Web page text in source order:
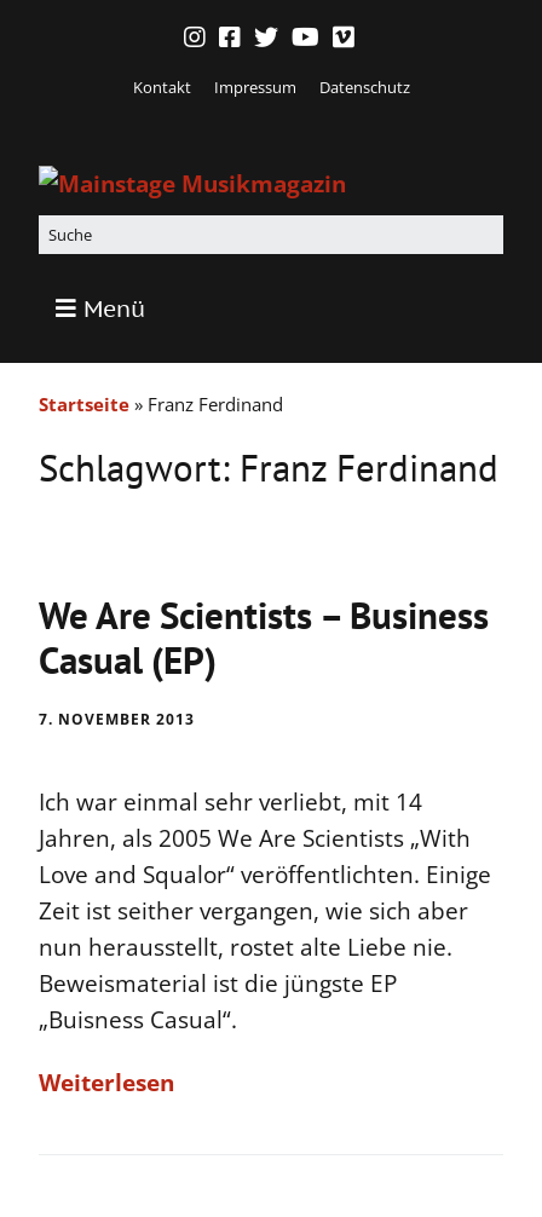
Kontakt Impressum Datenschutz
Menü
Startseite » Franz Ferdinand
Schlagwort: Franz Ferdinand
We Are Scientists – Business
Casual (EP)
7. NOVEMBER 2013
Ich war einmal sehr verliebt, mit 14
Jahren, als 2005 We Are Scientists „With
Love and Squalor“ veröffentlichten. Einige
Zeit ist seither vergangen, wie sich aber
nun herausstellt, rostet alte Liebe nie.
Beweismaterial ist die jüngste EP
„Buisness Casual“.
Weiterlesen